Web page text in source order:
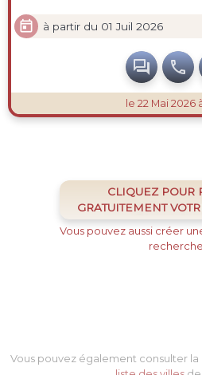
 à partir du 01 Juil 2026
 
le 22 Mai 2026
CLIQUEZ POUR
GRATUITEMENT
Vous pouvez aussi créer
Vous pouvez également consulter la